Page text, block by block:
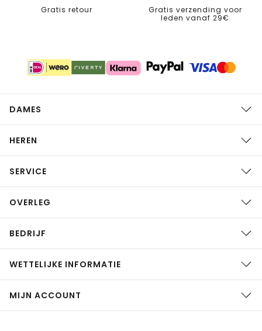
Gratis retour
Gratis verzending voor
leden vanaf 29€
DAMES
HEREN
SERVICE
OVERLEG
BEDRIJF
WETTELIJKE INFORMATIE
MIJN ACCOUNT